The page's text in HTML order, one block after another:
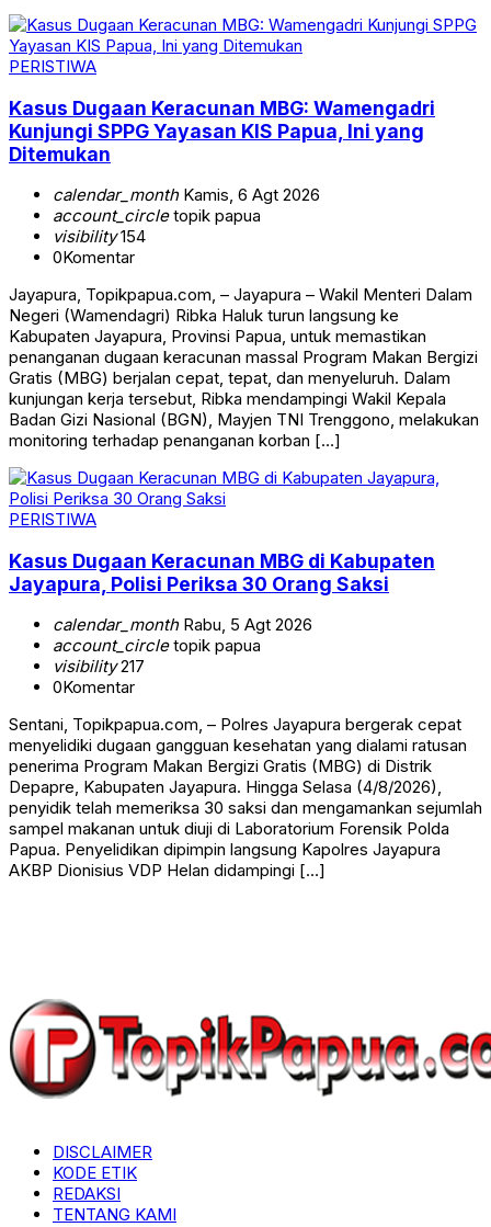
PERISTIWA
Kasus Dugaan Keracunan MBG: Wamengadri
Kunjungi SPPG Yayasan KIS Papua, Ini yang
Ditemukan
calendar_monthKamis, 6 Agt 2026
account_circletopik papua
visibility154
0Komentar
Jayapura, Topikpapua.com, – Jayapura – Wakil Menteri Dalam
Negeri (Wamendagri) Ribka Haluk turun langsung ke
Kabupaten Jayapura, Provinsi Papua, untuk memastikan
penanganan dugaan keracunan massal Program Makan Bergizi
Gratis (MBG) berjalan cepat, tepat, dan menyeluruh. Dalam
kunjungan kerja tersebut, Ribka mendampingi Wakil Kepala
Badan Gizi Nasional (BGN), Mayjen TNI Trenggono, melakukan
monitoring terhadap penanganan korban […]
PERISTIWA
Kasus Dugaan Keracunan MBG di Kabupaten
Jayapura, Polisi Periksa 30 Orang Saksi
calendar_monthRabu, 5 Agt 2026
account_circletopik papua
visibility217
0Komentar
Sentani, Topikpapua.com, – Polres Jayapura bergerak cepat
menyelidiki dugaan gangguan kesehatan yang dialami ratusan
penerima Program Makan Bergizi Gratis (MBG) di Distrik
Depapre, Kabupaten Jayapura. Hingga Selasa (4/8/2026),
penyidik telah memeriksa 30 saksi dan mengamankan sejumlah
sampel makanan untuk diuji di Laboratorium Forensik Polda
Papua. Penyelidikan dipimpin langsung Kapolres Jayapura
AKBP Dionisius VDP Helan didampingi […]
DISCLAIMER
KODE ETIK
REDAKSI
TENTANG KAMI